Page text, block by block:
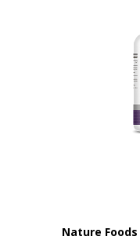
Nature